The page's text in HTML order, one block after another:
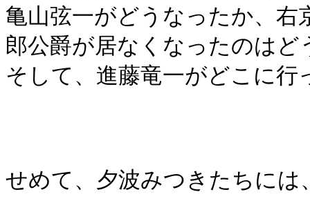
亀山弦一がどうなったか、右
郎公爵が居なくなったのはど
そして、進藤竜一がどこに行
せめて、夕波みつきたちに